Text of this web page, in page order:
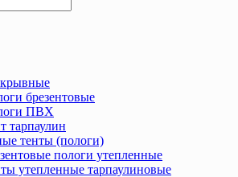
брезентовые
ПВХ
тарпаулин
тенты (пологи)
пологи утепленные
утепленные тарпаулиновые